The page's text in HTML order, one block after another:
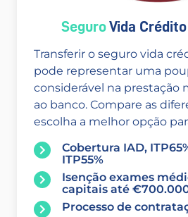
SeguroVida
Transferir o seguro vida
pode representar uma
considerável na prestação
ao banco. Compare as
escolha a melhor opção
Cobertura IAD,
ITP55%
Isenção exames
capitais até
Processo de